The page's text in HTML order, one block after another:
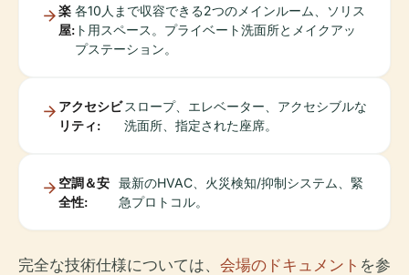
楽
屋:
各10人まで収容できる2つのメインルーム、ソリス
ト用スペース。プライベート洗面所とメイクアッ
プステーション。
アクセシビ
リティ:
スロープ、エレベーター、アクセシブルな
洗面所、指定された座席。
空調＆安
全性:
最新のHVAC、火災検知/抑制システム、緊
急プロトコル。
完全な技術仕様については、 会場のドキュメント を参